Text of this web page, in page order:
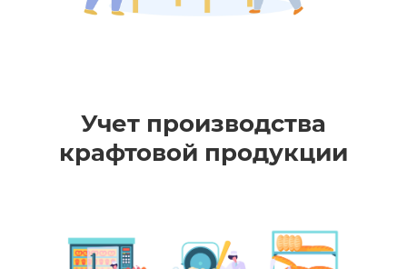
Учет производства
крафтовой продукции